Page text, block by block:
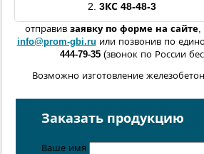
2. 3КС 48-48-3
отправив заявку по форме на сайте,
info@prom-gbi.ru или позвонив по
444-79-35 (звонок по России
Возможно изготовление
расположенных вСанкт-Петербурге
Заказать продукцию
Ваше имя